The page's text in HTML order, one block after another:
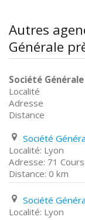
Autres
Générale
Société
Localité
Adresse
Distance
Lyon
71
0 km
Lyon